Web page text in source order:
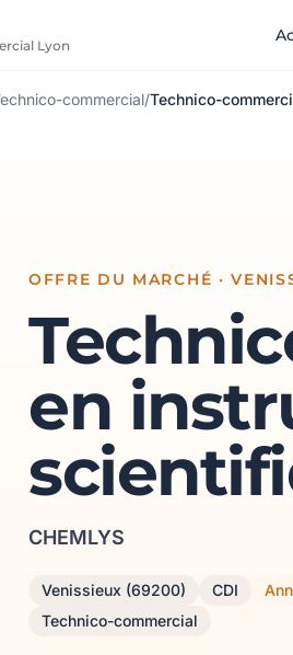
Lyon
commercial/Technico-
OFFRE DU MARCHÉ ·
en
CHEMLYS
Venissieux (69200) CDI
Technico-commercial